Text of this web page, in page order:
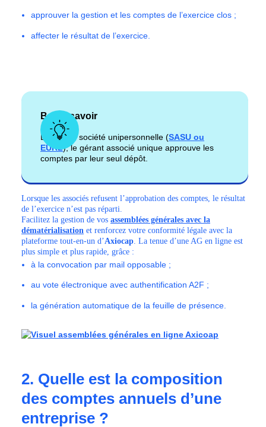
approuver la gestion et les comptes de l’exercice clos ;
affecter le résultat de l’exercice.
Bon à savoir
Dans une société unipersonnelle (SASU ou
EURL), le gérant associé unique approuve les
comptes par leur seul dépôt.
Lorsque les associés refusent l’approbation des comptes, le résultat
de l’exercice n’est pas réparti.
Facilitez la gestion de vos assemblées générales avec la
dématérialisation et renforcez votre conformité légale avec la
plateforme tout-en-un d’Axiocap . La tenue d’une AG en ligne est
plus simple et plus rapide, grâce :
à la convocation par mail opposable ;
au vote électronique avec authentification A2F ;
la génération automatique de la feuille de présence.
2. Quelle est la composition
des comptes annuels d’une
entreprise ?